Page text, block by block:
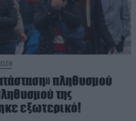
πληθυσμού
της
εξωτερικό!